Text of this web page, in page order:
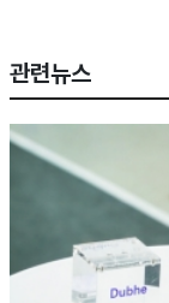
관련뉴스